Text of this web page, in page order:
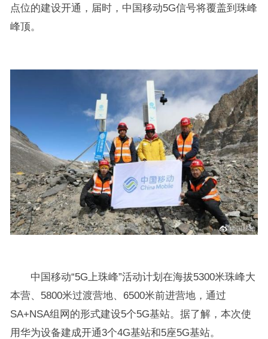
点位的建设开通，届时，中国移动5G信号将覆盖到珠峰
峰顶。
中国移动“5G上珠峰”活动计划在海拔5300米珠峰大
本营、5800米过渡营地、6500米前进营地，通过
SA+NSA组网的形式建设5个5G基站。据了解，本次使
用华为设备建成开通3个4G基站和5座5G基站。